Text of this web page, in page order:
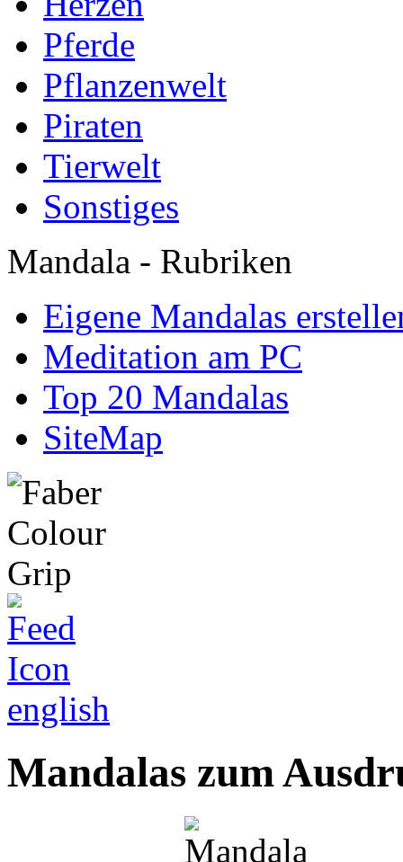
Pferde
Pflanzenwelt
Piraten
Tierwelt
Sonstiges
Mandala - Rubriken
Eigene Mandalas
Meditation am PC
Top 20 Mandalas
SiteMap
english
Mandalas zum